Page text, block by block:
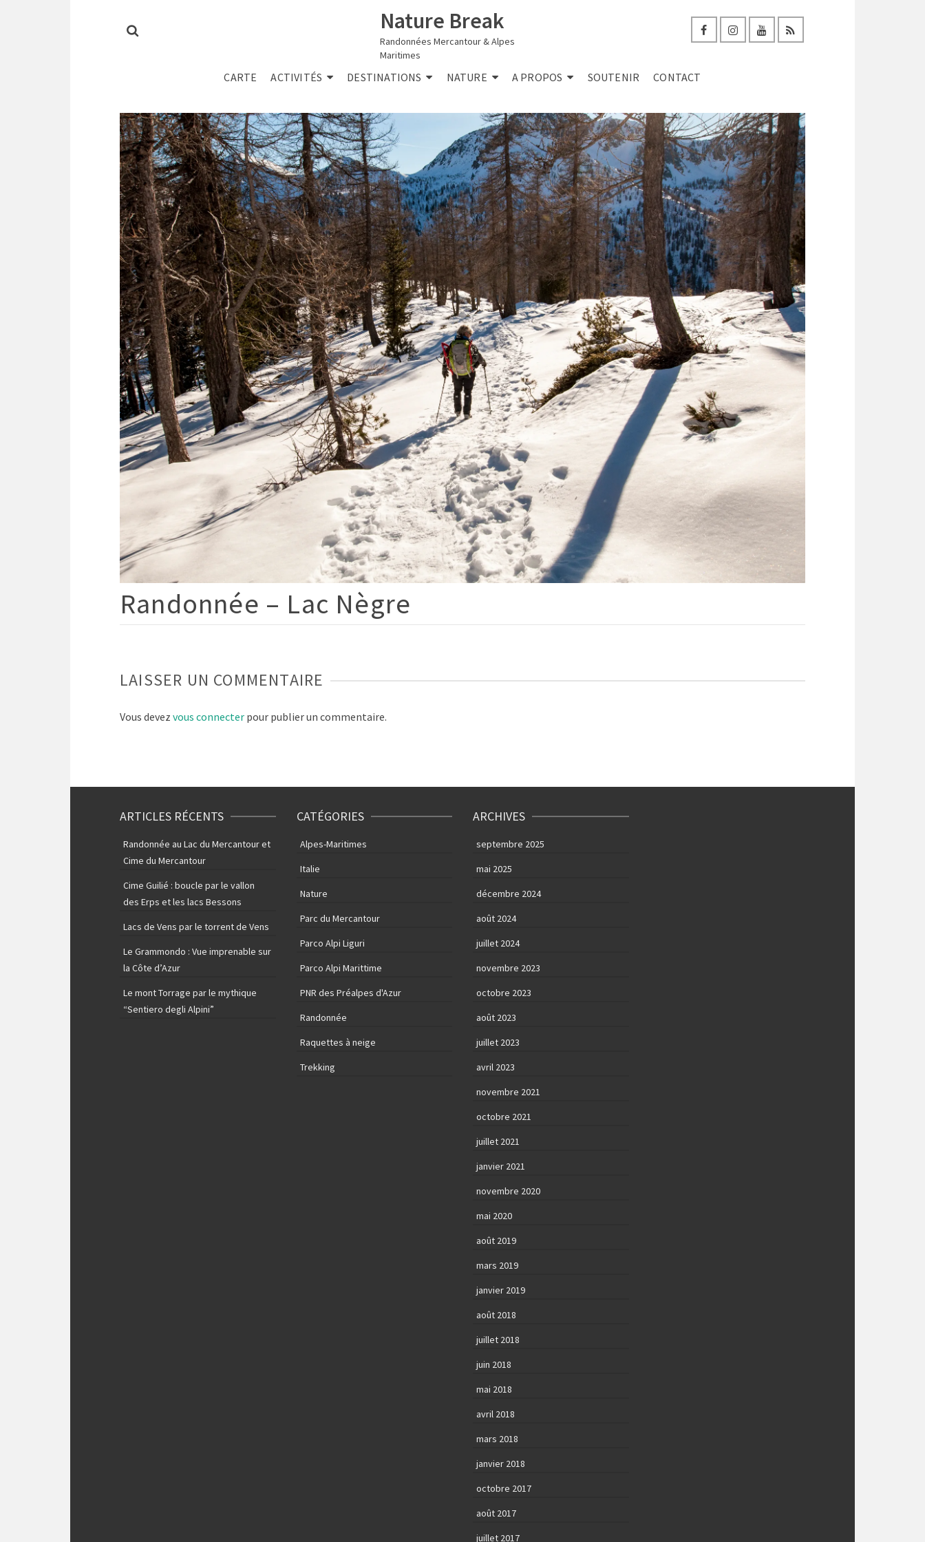
Nature Break
Randonnées Mercantour & Alpes
Maritimes
CARTE ACTIVITÉS DESTINATIONS NATURE A PROPOS SOUTENIR CONTACT
Randonnée – Lac Nègre
LAISSER UN COMMENTAIRE
Vous devez vous connecter pour publier un commentaire.
ARTICLES RÉCENTS
Randonnée au Lac du Mercantour et
Cime du Mercantour
Cime Guilié : boucle par le vallon
des Erps et les lacs Bessons
Lacs de Vens par le torrent de Vens
Le Grammondo : Vue imprenable sur
la Côte d’Azur
Le mont Torrage par le mythique
“Sentiero degli Alpini”
CATÉGORIES
Alpes-Maritimes
Italie
Nature
Parc du Mercantour
Parco Alpi Liguri
Parco Alpi Marittime
PNR des Préalpes d'Azur
Randonnée
Raquettes à neige
Trekking
ARCHIVES
septembre 2025
mai 2025
décembre 2024
août 2024
juillet 2024
novembre 2023
octobre 2023
août 2023
juillet 2023
avril 2023
novembre 2021
octobre 2021
juillet 2021
janvier 2021
novembre 2020
mai 2020
août 2019
mars 2019
janvier 2019
août 2018
juillet 2018
juin 2018
mai 2018
avril 2018
mars 2018
janvier 2018
octobre 2017
août 2017
juillet 2017